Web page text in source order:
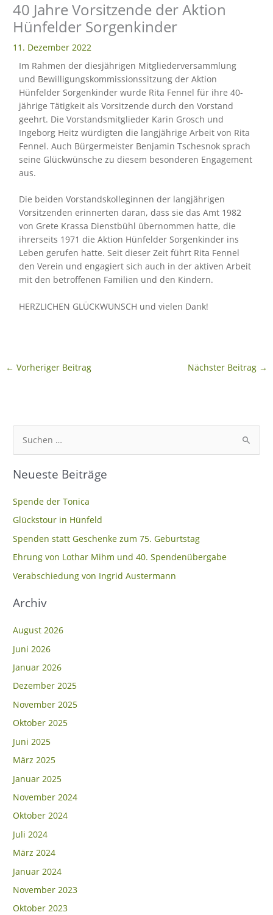
40 Jahre Vorsitzende der Aktion
Hünfelder Sorgenkinder
11. Dezember 2022
Im Rahmen der diesjährigen Mitgliederversammlung
und Bewilligungskommissionssitzung der Aktion
Hünfelder Sorgenkinder wurde Rita Fennel für ihre 40-
jährige Tätigkeit als Vorsitzende durch den Vorstand
geehrt. Die Vorstandsmitglieder Karin Grosch und
Ingeborg Heitz würdigten die langjährige Arbeit von Rita
Fennel. Auch Bürgermeister Benjamin Tschesnok sprach
seine Glückwünsche zu diesem besonderen Engagement
aus.
Die beiden Vorstandskolleginnen der langjährigen
Vorsitzenden erinnerten daran, dass sie das Amt 1982
von Grete Krassa Dienstbühl übernommen hatte, die
ihrerseits 1971 die Aktion Hünfelder Sorgenkinder ins
Leben gerufen hatte. Seit dieser Zeit führt Rita Fennel
den Verein und engagiert sich auch in der aktiven Arbeit
mit den betroffenen Familien und den Kindern.
HERZLICHEN GLÜCKWUNSCH und vielen Dank!
← Vorheriger Beitrag Nächster Beitrag →
u
c
e
n
n
a
c
:
Neueste Beiträge
Spende der Tonica
Glückstour in Hünfeld
Spenden statt Geschenke zum 75. Geburtstag
Ehrung von Lothar Mihm und 40. Spendenübergabe
Verabschiedung von Ingrid Austermann
Archiv
August 2026
Juni 2026
Januar 2026
Dezember 2025
November 2025
Oktober 2025
Juni 2025
März 2025
Januar 2025
November 2024
Oktober 2024
Juli 2024
März 2024
Januar 2024
November 2023
Oktober 2023